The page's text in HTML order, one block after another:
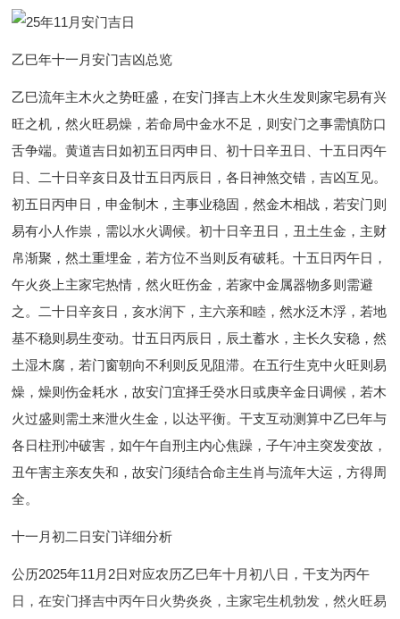
乙巳年十一月安门吉凶总览
乙巳流年主木火之势旺盛，在安门择吉上木火生发则家宅易有兴
旺之机，然火旺易燥，若命局中金水不足，则安门之事需慎防口
舌争端。黄道吉日如初五日丙申日、初十日辛丑日、十五日丙午
日、二十日辛亥日及廿五日丙辰日，各日神煞交错，吉凶互见。
初五日丙申日，申金制木，主事业稳固，然金木相战，若安门则
易有小人作祟，需以水火调候。初十日辛丑日，丑土生金，主财
帛渐聚，然土重埋金，若方位不当则反有破耗。十五日丙午日，
午火炎上主家宅热情，然火旺伤金，若家中金属器物多则需避
之。二十日辛亥日，亥水润下，主六亲和睦，然水泛木浮，若地
基不稳则易生变动。廿五日丙辰日，辰土蓄水，主长久安稳，然
土湿木腐，若门窗朝向不利则反见阻滞。在五行生克中火旺则易
燥，燥则伤金耗水，故安门宜择壬癸水日或庚辛金日调候，若木
火过盛则需土来泄火生金，以达平衡。干支互动测算中乙巳年与
各日柱刑冲破害，如午午自刑主内心焦躁，子午冲主突发变故，
丑午害主亲友失和，故安门须结合命主生肖与流年大运，方得周
全。
十一月初二日安门详细分析
公历2025年11月2日对应农历乙巳年十月初八日，干支为丙午
日，在安门择吉中丙午日火势炎炎，主家宅生机勃发，然火旺易